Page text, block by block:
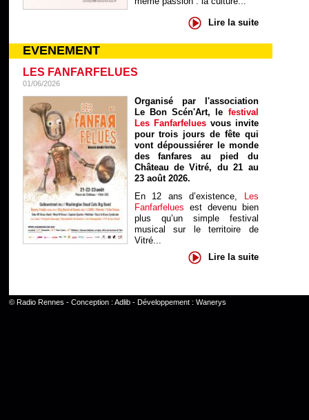
Lire la suite
EVENEMENT
LES FANFARFELUES
01/06/2026
Organisé par l'association
Le Bon Scén'Art, le festival
Les Fanfarfelues vous invite
pour trois jours de fête qui
vont dépoussiérer le monde
des fanfares au pied du
Château de Vitré, du 21 au
23 août 2026.
En 12 ans d’existence, Les
Fanfarfelues est devenu bien
plus qu’un simple festival
musical sur le territoire de
Vitré...
Lire la suite
© Radio Rennes - Conception : Adlib- Développement : Wanerys